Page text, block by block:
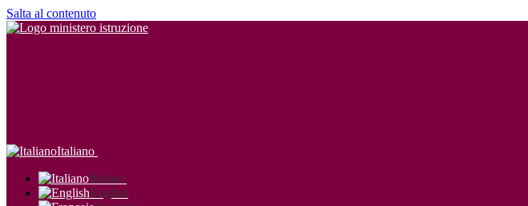
Salta al contenuto
Italiano
Italiano
English